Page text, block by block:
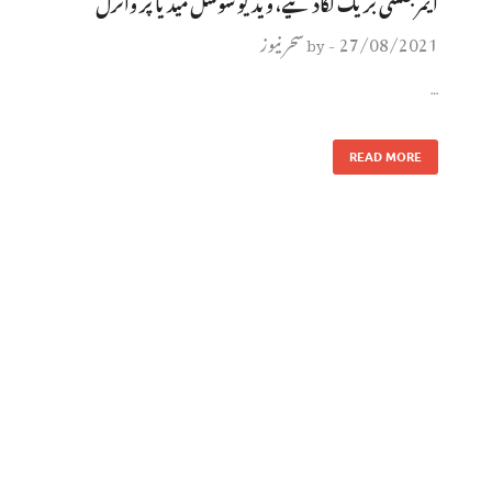
27/08/2021
-
byسحر نیوز
…
READ MORE